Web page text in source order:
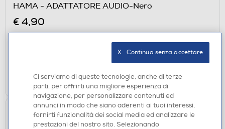
HAMA - ADATTATORE AUDIO-Nero
€ 4,90
Ritiro in negozio in 30' gratuito: verifica
AGGIUNGI
Ci serviamo di queste tecnologie, anche di terze
parti, per offrirti una migliore esperienza di
navigazione, per personalizzare contenuti ed
annunci in modo che siano aderenti ai tuoi interessi,
fornirti funzionalità dei social media ed analizzare le
prestazioni del nostro sito. Selezionando
X   Continua senza accettare